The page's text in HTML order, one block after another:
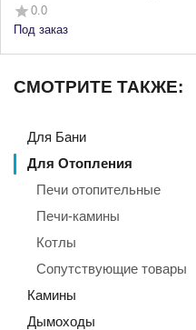
150м2 16кВт
0.0
Под заказ
СМОТРИТЕ ТАКЖЕ:
Для Бани
Для Отопления
Печи отопительные
Печи-камины
Котлы
Сопутствующие товары
Камины
Дымоходы